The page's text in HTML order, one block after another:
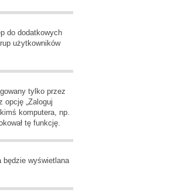
do dodatkowych
użytkowników
tylko przez
opcję „Zaloguj
komputera, np.
tę funkcję.
będzie wyświetlana